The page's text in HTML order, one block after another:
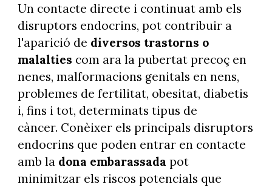
Un contacte directe i continuat amb els
disruptors endocrins, pot contribuir a
l'aparició de diversos trastorns o
malalties com ara la pubertat precoç en
nenes, malformacions genitals en nens,
problemes de fertilitat, obesitat, diabetis
i, fins i tot, determinats tipus de
càncer. Conèixer els principals disruptors
endocrins que poden entrar en contacte
amb la dona embarassada pot
minimitzar els riscos potencials que